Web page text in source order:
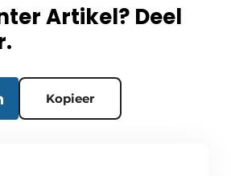
Artikel? Deel
Kopieer